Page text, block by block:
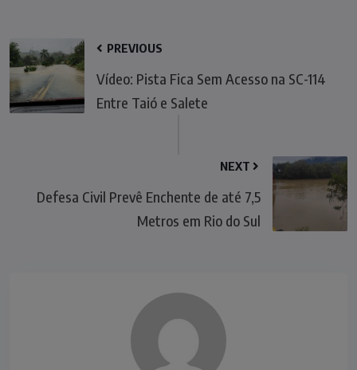
PREVIOUS
Vídeo: Pista Fica Sem Acesso na SC-114
Entre Taió e Salete
NEXT
Defesa Civil Prevê Enchente de até 7,5
Metros em Rio do Sul